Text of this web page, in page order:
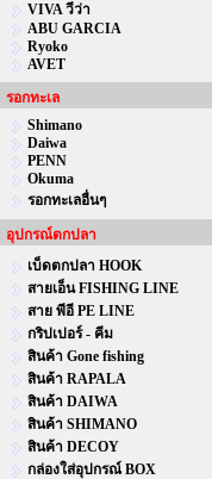
VIVA วีว่า
ABU GARCIA
Ryoko
AVET
รอกทะเล
Shimano
Daiwa
PENN
Okuma
รอกทะเลอื่นๆ
อุปกรณ์ตกปลา
เบ็ดตกปลา HOOK
สายเอ็น FISHING LINE
สาย พีอี PE LINE
กริปเปอร์ - คีม
สินค้า Gone fishing
สินค้า RAPALA
สินค้า DAIWA
สินค้า SHIMANO
สินค้า DECOY
กล่องใส่อุปกรณ์ BOX